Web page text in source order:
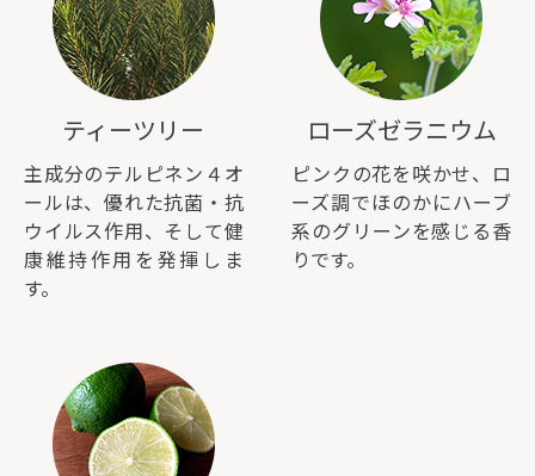
ティーツリー
主成分のテルピネン４オ
ールは、優れた抗菌・抗
ウイルス作用、そして健
康維持作用を発揮しま
す。
ローズゼラニウム
ピンクの花を咲かせ、ロ
ーズ調でほのかにハーブ
系のグリーンを感じる香
りです。